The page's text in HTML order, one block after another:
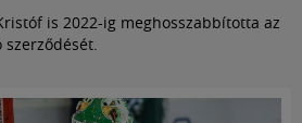
is 2022-ig meghosszabbította az
szerződését.